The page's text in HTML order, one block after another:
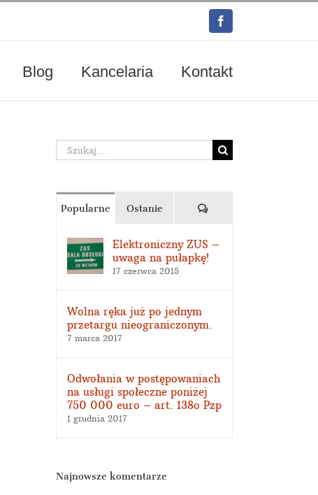
Facebook
Blog Kancelaria Kontakt
Szukaj
Popularne Ostanie Komentarze
Elektroniczny ZUS –
uwaga na pułapkę!
17 czerwca 2015
Wolna ręka już po jednym
przetargu nieograniczonym.
7 marca 2017
Odwołania w postępowaniach
na usługi społeczne poniżej
750 000 euro – art. 138o Pzp
1 grudnia 2017
Najnowsze komentarze